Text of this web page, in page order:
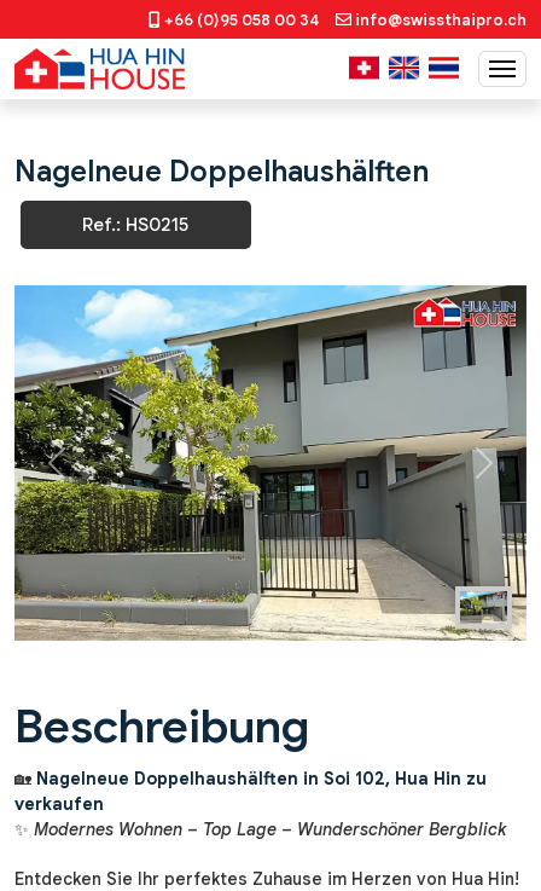
+66 (0)95 058 00 34 info@swissthaipro.ch
Nagelneue Doppelhaushälften
Ref.: HS0215
Previous Next
Beschreibung
🏡 Nagelneue Doppelhaushälften in Soi 102, Hua Hin zu
verkaufen
✨ Modernes Wohnen – Top Lage – Wunderschöner Bergblick
Entdecken Sie Ihr perfektes Zuhause im Herzen von Hua Hin!